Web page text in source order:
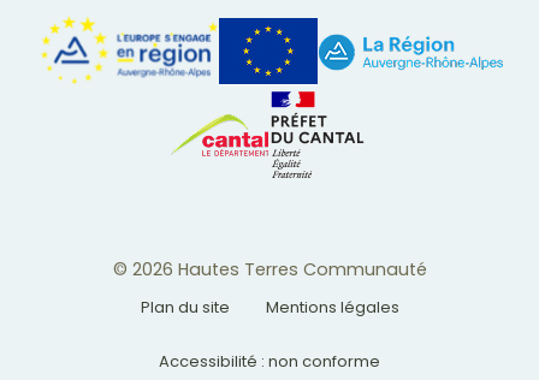
© 2026 Hautes Terres Communauté
Plan du site Mentions légales
Accessibilité : non conforme